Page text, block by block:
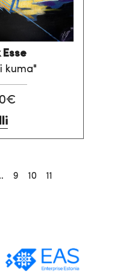
Esse
kuma"
9 10
11